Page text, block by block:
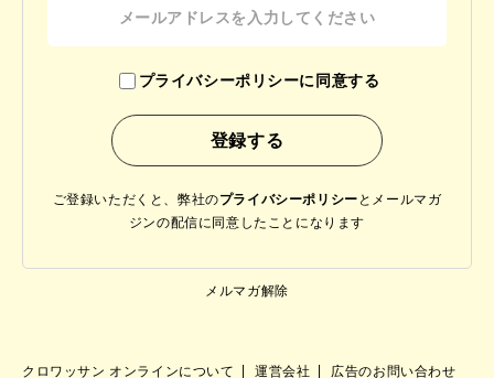
プライバシーポリシーに同意する
ご登録いただくと、弊社のプライバシーポリシー と メールマガ
ジンの配信に同意したことになります
メルマガ解除
クロワッサン オンラインについて 運営会社
広告のお問い合わせ